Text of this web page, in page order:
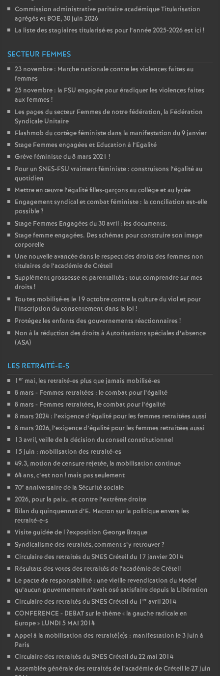
Commission administrative paritaire académique Titularisation
agrégés et BOE, 30 juin 2026
La liste des stagiaires titularisé·es pour l’année 2025-2026 est ici !
SECTEUR FEMMES
23 novembre : Marche nationale contre les violences faites au
femmes
25 novembre : la FSU engagée pour éradiquer les violences faites
aux femmes !
Les pages du secteur Femmes de notre fédération, la Fédération
Syndicale Unitaire
Flashmob du cortège féministe dans la manifestation du 9 janvier
Stage Femmes engagées et Education à l’Egalité
Grève féministe du 8 mars 2021 !
Pour un SNES-FSU vraiment féministe : construisons l’égalité au
quotidien
Mettre en œuvre l’égalité filles-garçons au collège et au lycée
Engagement syndical et combat féministe : la conciliation est-elle
possible?
Stage Femmes Engagées du 30 avril : les documents.
Stage femme engagées. Des schémas pour construire son image
corporelle
Une nouvelle avancée dans le respect des droits des femmes non
titulaires de l’académie de Créteil
Supplément grossesse et parentalités : tout comprendre sur mes
droits !
Tou·tes mobilisé·es le 19 octobre contre la culture du viol et pour
l’inscription du consentement dans la loi !
Protégez les enfants des gouvernements réactionnaires !
Non à la réduction des droits à Autorisations spéciales d’absence
(ASA)
LES RETRAITÉ-E-S
1 er mai, les retraité-es plus que jamais mobilisé-es
8 mars - Femmes retraitées : le combat pour l’égalité
8 mars - Femmes retraitées, le combat pour l’égalité
8 mars 2024 : l’exigence d’égalité pour les femmes retraitées aussi
8 mars 2026, l’exigence d’égalité pour les femmes retraitées aussi
13 avril, veille de la décision du conseil constitutionnel
15 juin : mobilisation des retraité-es
49.3, motion de censure rejetée, la mobilisation continue
64 ans, c’est non ! mais pas seulement
70e anniversaire de la Sécurité sociale
2026, pour la paix… et contre l’extrême droite
Bilan du quinquennat d’E. Macron sur la politique envers les
retraité-e-s
Visite guidée de l?exposition George Braque
Syndicalisme des retraités, comment s’y retrouver?
Circulaire des retraités duSNESCréteil du 17 janvier 2014
Résultats des votes des retraités de l’académie de Créteil
Le pacte de responsabilité : une vieille revendication du Medef
qu’aucun gouvernement n’avait osé satisfaire depuis la Libération
Circulaire des retraités duSNESCréteil du 1 er avril 2014
CONFERENCE - DEBATsur le thème « la gauche radicale en
Europe» LUNDI 5 MAI 2014
Appel à la mobilisation des retraité(e)s : manifestation le 3 juin à
Paris
Circulaire des retraités duSNESCréteil du 22 mai 2014
Assemblée générale des retraités de l’académie de Créteil le 27 juin